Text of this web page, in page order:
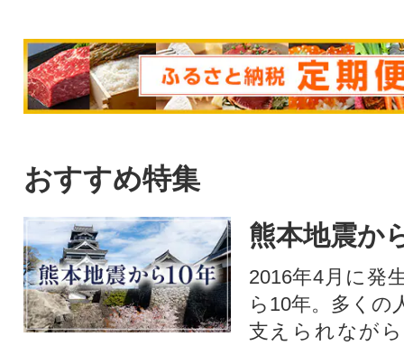
おすすめ特集
熊本地震か
2016年4月に発
ら10年。多くの
支えられなが